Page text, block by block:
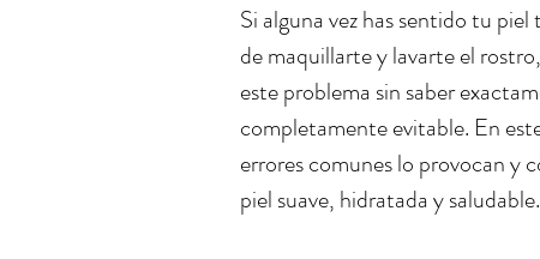
Si alguna vez has sentido tu
de maquillarte y lavarte el
este problema sin saber
completamente evitable. En
errores comunes lo provocan y
piel suave, hidratada y saludable.